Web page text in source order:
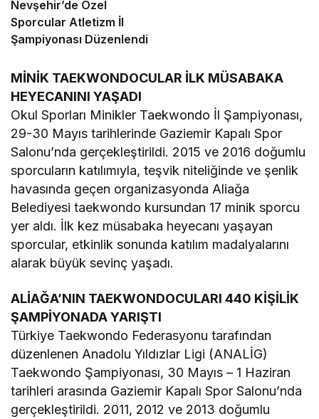
Nevşehir’de Özel
Sporcular Atletizm İl
Şampiyonası Düzenlendi
MİNİK TAEKWONDOCULAR İLK MÜSABAKA
HEYECANINI YAŞADI
Okul Sporları Minikler Taekwondo İl Şampiyonası,
29-30 Mayıs tarihlerinde Gaziemir Kapalı Spor
Salonu’nda gerçekleştirildi. 2015 ve 2016 doğumlu
sporcuların katılımıyla, teşvik niteliğinde ve şenlik
havasında geçen organizasyonda Aliağa
Belediyesi taekwondo kursundan 17 minik sporcu
yer aldı. İlk kez müsabaka heyecanı yaşayan
sporcular, etkinlik sonunda katılım madalyalarını
alarak büyük sevinç yaşadı.
ALİAĞA’NIN TAEKWONDOCULARI 440 KİŞİLİK
ŞAMPİYONADA YARIŞTI
Türkiye Taekwondo Federasyonu tarafından
düzenlenen Anadolu Yıldızlar Ligi (ANALİG)
Taekwondo Şampiyonası, 30 Mayıs – 1 Haziran
tarihleri arasında Gaziemir Kapalı Spor Salonu’nda
gerçekleştirildi. 2011, 2012 ve 2013 doğumlu